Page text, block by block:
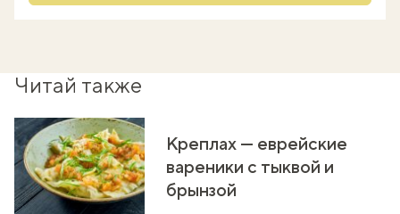
Читай также
Креплах — еврейские
вареники с тыквой и
брынзой